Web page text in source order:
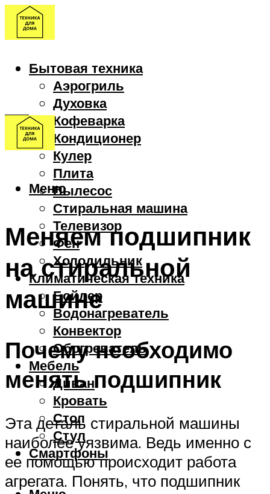
Бытовая техника
Аэрогриль
Духовка
Кофеварка
Кондиционер
Кулер
Плита
Пылесос
Стиральная машина
Телевизор
Фен
Холодильник
Климатическая техника
Бойлер
Водонагреватель
Конвектор
Обогреватель
Мебель
Диван
Кровать
Стол
Стул
Смартфоны
Меню
Меняем подшипник
на стиральной
машине
Почему необходимо
менять подшипник
Эта деталь стиральной машины
наиболее уязвима. Ведь именно с
ее помощью происходит работа
агрегата. Понять, что подшипник